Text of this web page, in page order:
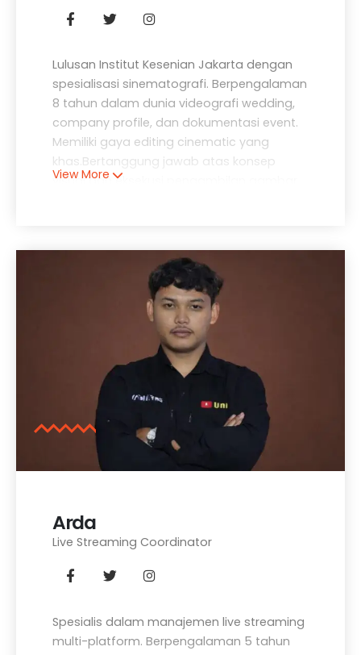
Lulusan Institut Kesenian Jakarta dengan
spesialisasi sinematografi. Berpengalaman
8 tahun dalam dunia videografi wedding,
company profile, dan dokumentasi event.
Memiliki gaya editing cinematic yang
khas.Bertanggung jawab atas konsep
visual dan eksekusi pengambilan gambar.
setiap proyek untuk memastikan hasil
View More
Arda
Live Streaming Coordinator
Spesialis dalam manajemen live streaming
multi-platform. Berpengalaman 5 tahun